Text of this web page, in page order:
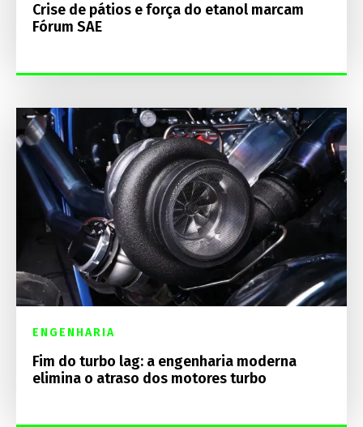
Crise de pátios e força do etanol marcam
Fórum SAE
ENGENHARIA
Fim do turbo lag: a engenharia moderna
elimina o atraso dos motores turbo